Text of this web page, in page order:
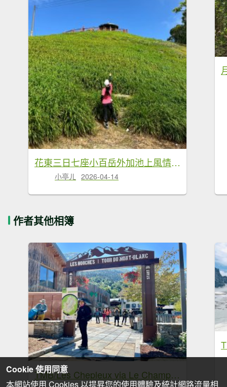
花東三日七座小百岳外加池上風情20260411-0413
小亭ㄦ 2026-04-14
作者其他相簿
TMB/Les Chepleux via Le Champex to Chamonix
Cookie 使用同意
本網站使用 Cookies 以提昇您的使用體驗及統計網路流量相